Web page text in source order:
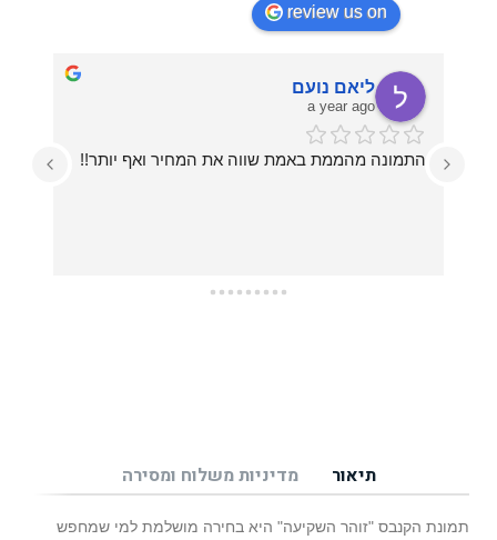
review us on
ליאם נועם
a year ago
התמונה מהממת באמת שווה את המחיר ואף יותר!!
תיאור מדיניות משלוח ומסירה
תמונת הקנבס "זוהר השקיעה" היא בחירה מושלמת למי שמחפש